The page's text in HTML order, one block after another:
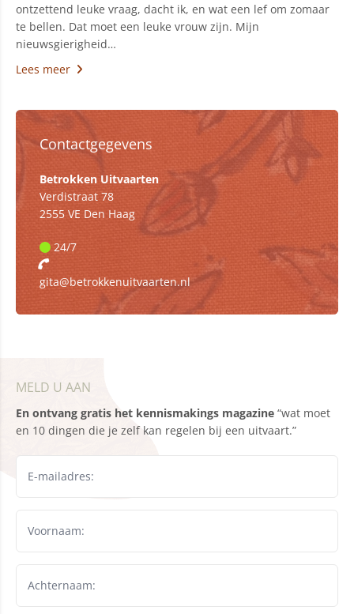
ontzettend leuke vraag, dacht ik, en wat een lef om zomaar
te bellen. Dat moet een leuke vrouw zijn. Mijn
nieuwsgierigheid…
Lees meer
Contactgegevens
Betrokken Uitvaarten
Verdistraat 78
2555 VE Den Haag
24/7
gita@betrokkenuitvaarten.nl
MELD U AAN
En ontvang gratis het kennismakings magazine “wat moet
en 10 dingen die je zelf kan regelen bij een uitvaart.”